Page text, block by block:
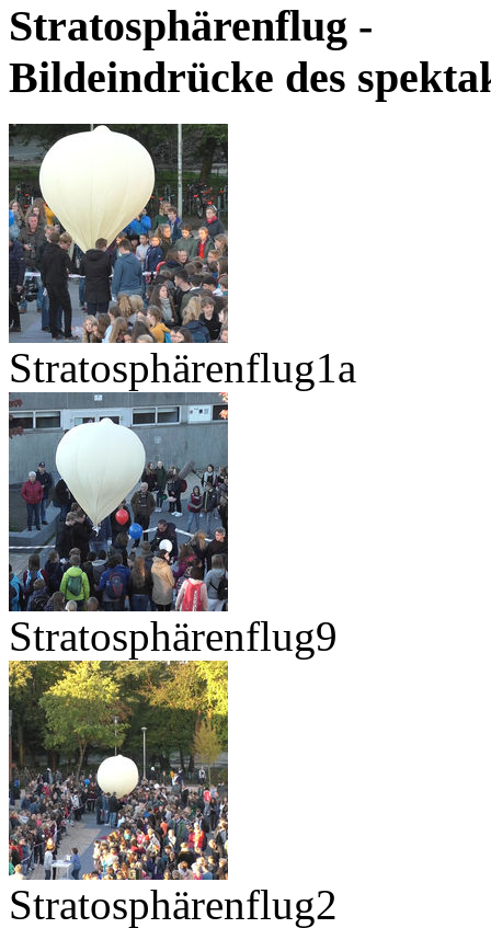
Stratosphärenflug -
Bildeindrücke des
Stratosphärenflug1a
Stratosphärenflug9
Stratosphärenflug2